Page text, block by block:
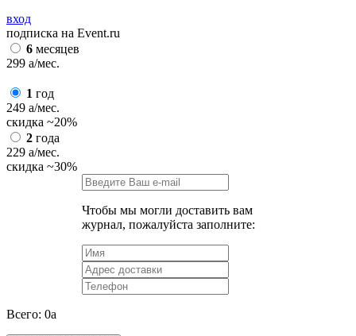
вход
подписка на Event.ru
6 месяцев
299 a/мес.
1 год
249 a/мес.
скидка ~20%
2 года
229 a/мес.
скидка ~30%
Чтобы мы могли доставить вам
журнал, пожалуйста заполните:
Всего: 0a